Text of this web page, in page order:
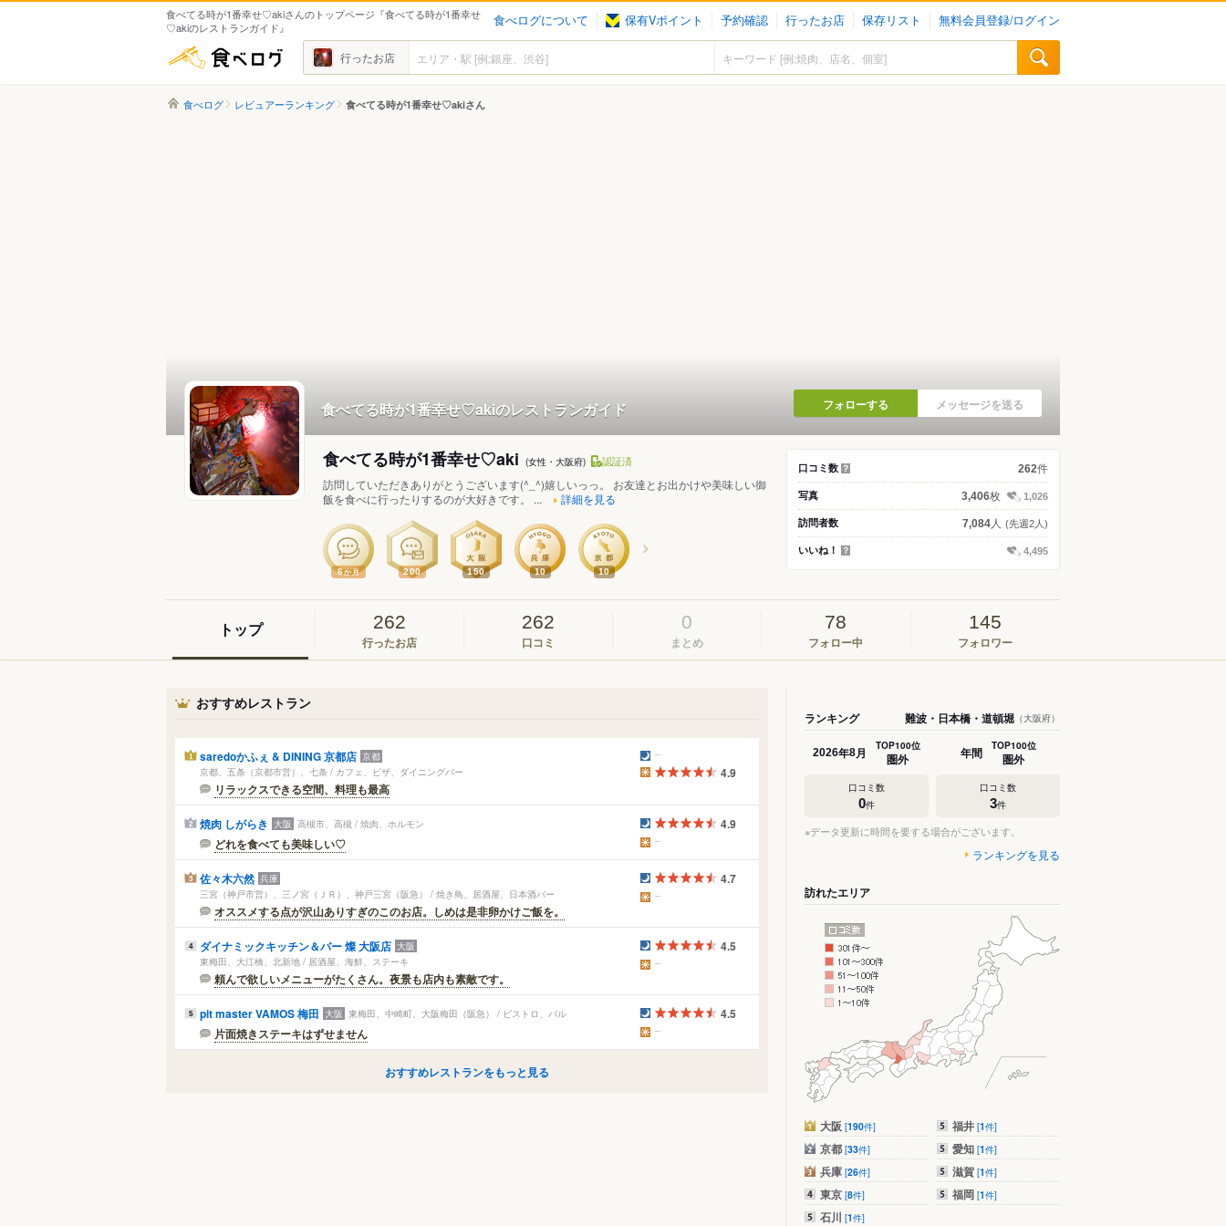
食べてる時が1番幸せ♡akiさんのトップページ『食べてる時が1番幸せ
♡akiのレストランガイド』
食べログについて 保有Vポイント 予約確認 行ったお店 保存リスト 無料会員登録/ログイン
食べログ 行ったお店
食べログ レビュアーランキング 食べてる時が1番幸せ♡akiさん
食べてる時が1番幸せ♡akiのレストランガイド フォローする メッセージを送る
食べてる時が1番幸せ♡aki (女性・大阪府) 認証済
訪問していただきありがとうございます(^_^)嬉しいっっ。 お友達とお出かけや美味しい御
飯を食べに行ったりするのが大好きです。 ...
詳細を見る
6か月 200 150 10 10
口コミ数 ？ 262件
写真 3,406枚 1,026
訪問者数 7,084人 (先週2人)
いいね！ ？ 4,495
トップ 262
行ったお店
262
口コミ
0
まとめ
78
フォロー中
145
フォロワー
おすすめレストラン
1 saredoかふぇ & DINING 京都店 京都
京都、五条（京都市営）、七条 / カフェ、ピザ、ダイニングバー
リラックスできる空間、料理も最高
4.9
2 焼肉 しがらき 大阪 高槻市、高槻 / 焼肉、ホルモン
どれを食べても美味しい♡
4.9
3 佐々木六然 兵庫
三宮（神戸市営）、三ノ宮（ＪＲ）、神戸三宮（阪急） / 焼き鳥、居酒屋、日本酒バー
オススメする点が沢山ありすぎのこのお店。しめは是非卵かけご飯を。
4.7
4 ダイナミックキッチン＆バー 燦 大阪店 大阪
東梅田、大江橋、北新地 / 居酒屋、海鮮、ステーキ
頼んで欲しいメニューがたくさん。夜景も店内も素敵です。
4.5
5 pit master VAMOS 梅田 大阪 東梅田、中崎町、大阪梅田（阪急） / ビストロ、バル
片面焼きステーキはずせません
4.5
おすすめレストランをもっと見る
ランキング 難波・日本橋・道頓堀 （大阪府）
2026年8月 TOP100位
圏外
口コミ数
0件
年間 TOP100位
圏外
口コミ数
3件
※データ更新に時間を要する場合がございます。
ランキングを見る
訪れたエリア
大阪 [190件]
京都 [33件]
兵庫 [26件]
東京 [8件]
石川 [1件]
福井 [1件]
愛知 [1件]
滋賀 [1件]
福岡 [1件]